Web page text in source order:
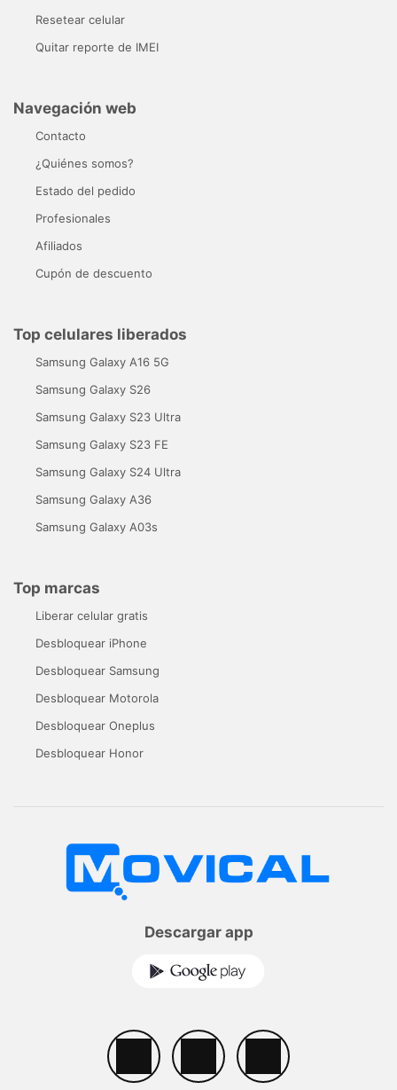
Resetear celular
Quitar reporte de IMEI
Navegación web
Contacto
¿Quiénes somos?
Estado del pedido
Profesionales
Afiliados
Cupón de descuento
Top celulares liberados
Samsung Galaxy A16 5G
Samsung Galaxy S26
Samsung Galaxy S23 Ultra
Samsung Galaxy S23 FE
Samsung Galaxy S24 Ultra
Samsung Galaxy A36
Samsung Galaxy A03s
Top marcas
Liberar celular gratis
Desbloquear iPhone
Desbloquear Samsung
Desbloquear Motorola
Desbloquear Oneplus
Desbloquear Honor
Descargar app